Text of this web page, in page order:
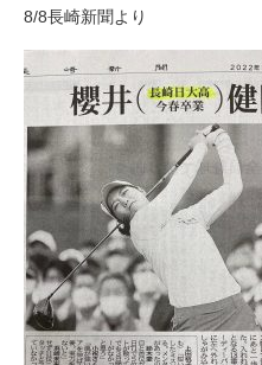
8/8長崎新聞より